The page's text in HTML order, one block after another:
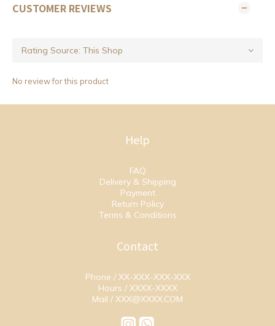
CUSTOMER REVIEWS
No review for this product
Help
FAQ
Delivery & Shipping
Payment
Return Policy
Terms & Conditions
Contact
Phone / XX-XXX-XXX-XXX
Hours / XXXX-XXXX
Mail / XXX@XXXX.COM